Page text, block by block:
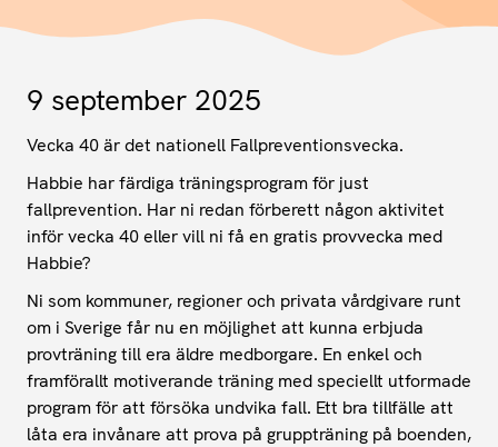
9 september 2025
Vecka 40 är det nationell Fallpreventionsvecka.
Habbie har färdiga träningsprogram för just
fallprevention. Har ni redan förberett någon aktivitet
inför vecka 40 eller vill ni få en gratis provvecka med
Habbie?
Ni som kommuner, regioner och privata vårdgivare runt
om i Sverige får nu en möjlighet att kunna erbjuda
provträning till era äldre medborgare. En enkel och
framförallt motiverande träning med speciellt utformade
program för att försöka undvika fall. Ett bra tillfälle att
låta era invånare att prova på gruppträning på boenden,